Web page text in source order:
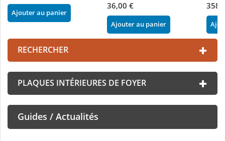
Ajouter au panier
36,00 €
Ajouter au panier
RECHERCHER
PLAQUES INTÉRIEURES DE FOYER
Guides / Actualités